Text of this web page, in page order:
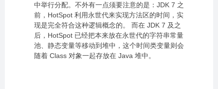
中举行分配。不外有一点须要注意的是：JDK 7 之
前，HotSpot 利用永世代来实现方法区的时间，实
现是完全符合这种逻辑概念的。 而在 JDK 7 及之
后，HotSpot 已经把本来放在永世代的字符串常量
池、静态变量等移动到堆中，这个时间类变量则会
随着 Class 对象一起存放在 Java 堆中。